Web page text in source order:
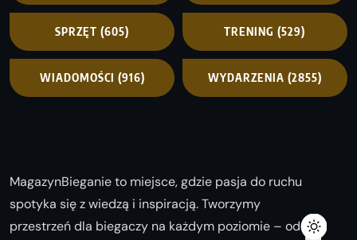
SPRZĘT (605) TRENING (529)
WIADOMOŚCI (916) WYDARZENIA (2855)
MagazynBieganie to miejsce, gdzie pasja do ruchu
spotyka się z wiedzą i inspiracją. Tworzymy
przestrzeń dla biegaczy na każdym poziomie – od